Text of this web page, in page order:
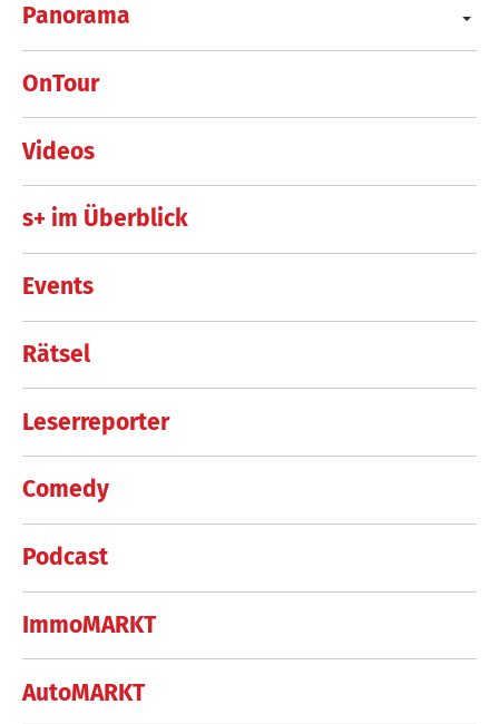
Panorama
OnTour
Videos
s+ im Überblick
Events
Rätsel
Leserreporter
Comedy
Podcast
ImmoMARKT
AutoMARKT